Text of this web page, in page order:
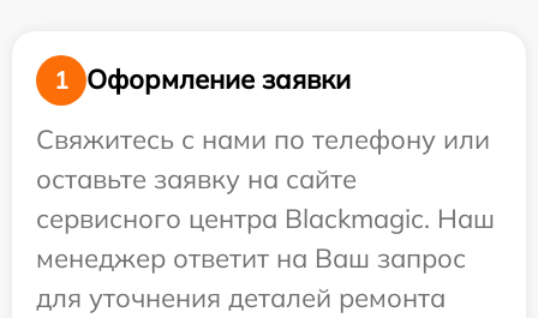
1
Оформление заявки
Свяжитесь с нами по телефону или
оставьте заявку на сайте
сервисного центра Blackmagic. Наш
менеджер ответит на Ваш запрос
для уточнения деталей ремонта